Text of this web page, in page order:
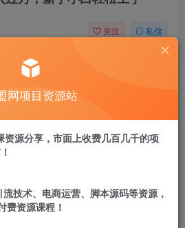
关注 私信
盟币 9.9
立即购买
网项目资源站
源分享，市面上收费几百几千的项
技术、电商运营、脚本源码等资源，
费资源课程！